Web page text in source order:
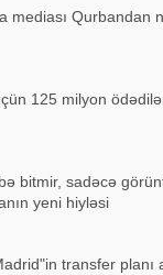
mediası Qurbandan
125 milyon
bitmir, sadəcə
yeni hiyləsi
transfer planı